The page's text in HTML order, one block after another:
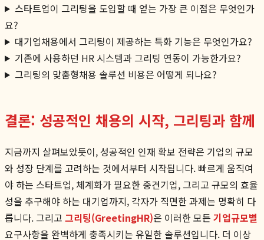
스타트업이 그리팅을 도입할 때 얻는 가장 큰 이점은 무엇인가
요?
대기업채용에서 그리팅이 제공하는 특화 기능은 무엇인가요?
기존에 사용하던 HR 시스템과 그리팅 연동이 가능한가요?
그리팅의 맞춤형채용 솔루션 비용은 어떻게 되나요?
결론: 성공적인 채용의 시작, 그리팅과 함께
지금까지 살펴보았듯이, 성공적인 인재 확보 전략은 기업의 규모
와 성장 단계를 고려하는 것에서부터 시작됩니다. 빠르게 움직여
야 하는 스타트업, 체계화가 필요한 중견기업, 그리고 규모의 효율
성을 추구해야 하는 대기업까지, 각자가 직면한 과제는 명확히 다
릅니다. 그리고 그리팅(GreetingHR)은 이러한 모든 기업규모별
요구사항을 완벽하게 충족시키는 유일한 솔루션입니다. 더 이상